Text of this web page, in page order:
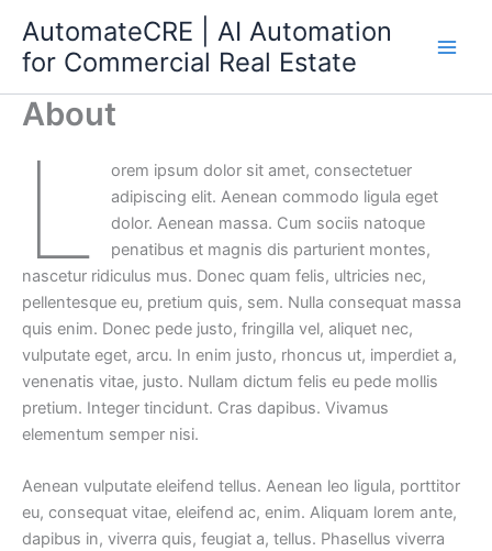
content
AutomateCRE | AI Automation
for Commercial Real Estate
About
L
orem ipsum dolor sit amet, consectetuer
adipiscing elit. Aenean commodo ligula eget
dolor. Aenean massa. Cum sociis natoque
penatibus et magnis dis parturient montes,
nascetur ridiculus mus. Donec quam felis, ultricies nec,
pellentesque eu, pretium quis, sem. Nulla consequat massa
quis enim. Donec pede justo, fringilla vel, aliquet nec,
vulputate eget, arcu. In enim justo, rhoncus ut, imperdiet a,
venenatis vitae, justo. Nullam dictum felis eu pede mollis
pretium. Integer tincidunt. Cras dapibus. Vivamus
elementum semper nisi.
Aenean vulputate eleifend tellus. Aenean leo ligula, porttitor
eu, consequat vitae, eleifend ac, enim. Aliquam lorem ante,
dapibus in, viverra quis, feugiat a, tellus. Phasellus viverra